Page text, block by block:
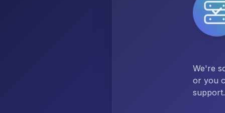
We're
or you
support.